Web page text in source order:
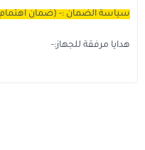
سياسة الضمان :- (ضمان اهتمام 90يوم من تاريخ استلام الجوال)
هدايا مرفقة للجهاز:-